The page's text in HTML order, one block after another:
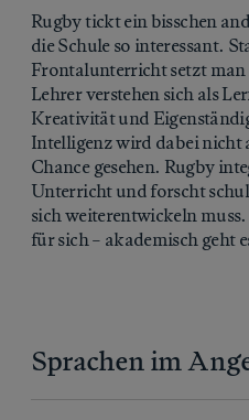
Rugby tickt ein bisschen
die Schule so interessant.
Frontalunterricht setzt
Lehrer verstehen sich als
Kreativität und
Intelligenz wird dabei nicht
Chance gesehen. Rugby
Unterricht und forscht
sich weiterentwickeln
für sich – akademisch geht
Sprachen im